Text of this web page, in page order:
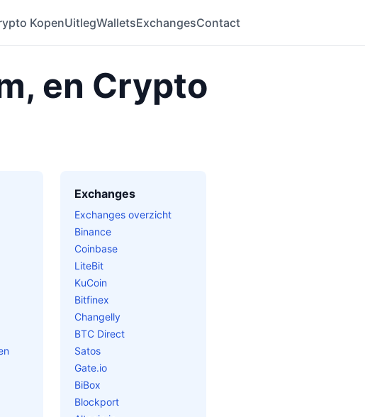
KopenUitlegWalletsExchangesContact
en Crypto
Exchanges
Exchanges overzicht
Binance
Coinbase
LiteBit
KuCoin
Bitfinex
Changelly
BTC Direct
Satos
Gate.io
BiBox
Blockport